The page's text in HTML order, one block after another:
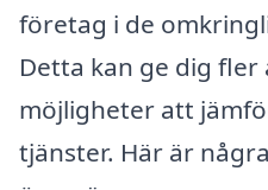
företag i de
Detta kan ge dig
möjligheter att
tjänster. Här är